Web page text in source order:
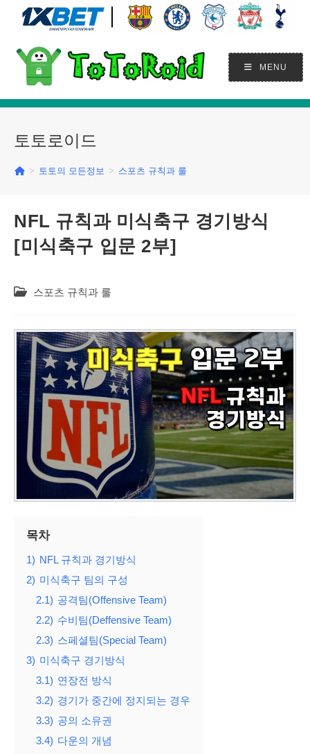
MENU
토토로이드
> 토토의 모든정보 > 스포츠 규칙과 룰
NFL 규칙과 미식축구 경기방식
[미식축구 입문 2부]
Post
스포츠 규칙과 룰
목차
1) NFL 규칙과 경기방식
2) 미식축구 팀의 구성
2.1) 공격팀(Offensive Team)
2.2) 수비팀(Deffensive Team)
2.3) 스페셜팀(Special Team)
3) 미식축구 경기방식
3.1) 연장전 방식
3.2) 경기가 중간에 정지되는 경우
3.3) 공의 소유권
3.4) 다운의 개념